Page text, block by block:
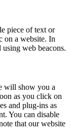
piece of text or
on a website. In
web beacons.
will show you a
as you click on
and plug-ins as
You can disable
that our website